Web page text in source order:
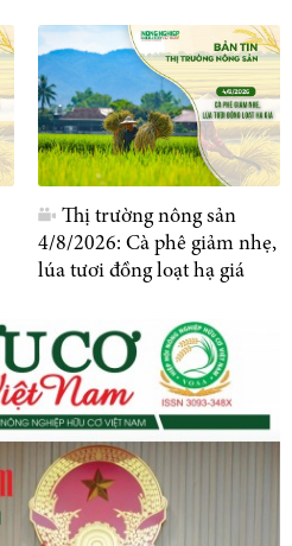
Thị trường nông sản
4/8/2026: Cà phê giảm nhẹ,
lúa tươi đồng loạt hạ giá